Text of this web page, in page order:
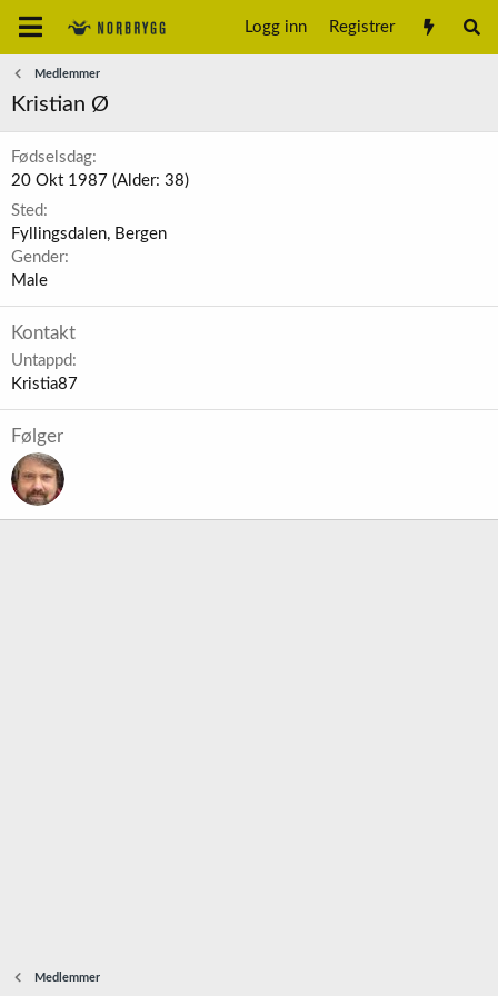
Logg inn Registrer
Medlemmer
Kristian Ø
Fødselsdag
20 Okt 1987 (Alder: 38)
Sted
Fyllingsdalen, Bergen
Gender
Male
Kontakt
Untappd
Kristia87
Følger
Medlemmer